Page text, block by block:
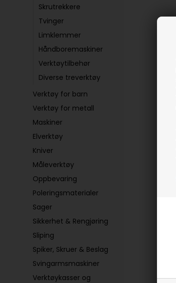
Skrutrekkere
Tvinger
Limklemmer
Håndboremaskiner
Verktøytilbehør
Diverse treverktøy
Verktøy for barn
Verktøy for metall
Maskiner
Elverktøy
Kniver
Måleverktøy
Oppbevaring
Poleringsmaterialer
Sager
Sikkerhet & Rengjøring
Sliping
Spiker, Skruer & Beslag
Svingarmsmaskiner
Verktøykasser og